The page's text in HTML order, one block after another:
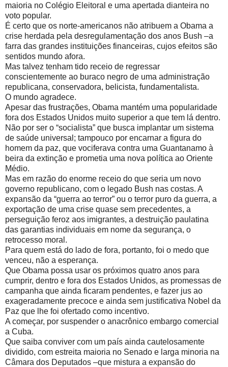
maioria no Colégio Eleitoral e uma apertada dianteira no
voto popular.
É certo que os norte-americanos não atribuem a Obama a
crise herdada pela desregulamentação dos anos Bush –a
farra das grandes instituições financeiras, cujos efeitos são
sentidos mundo afora.
Mas talvez tenham tido receio de regressar
conscientemente ao buraco negro de uma administração
republicana, conservadora, belicista, fundamentalista.
O mundo agradece.
Apesar das frustrações, Obama mantém uma popularidade
fora dos Estados Unidos muito superior a que tem lá dentro.
Não por ser o “socialista” que busca implantar um sistema
de saúde universal; tampouco por encarnar a figura do
homem da paz, que vociferava contra uma Guantanamo à
beira da extinção e prometia uma nova política ao Oriente
Médio.
Mas em razão do enorme receio do que seria um novo
governo republicano, com o legado Bush nas costas. A
expansão da “guerra ao terror” ou o terror puro da guerra, a
exportação de uma crise quase sem precedentes, a
perseguição feroz aos imigrantes, a destruição paulatina
das garantias individuais em nome da segurança, o
retrocesso moral.
Para quem está do lado de fora, portanto, foi o medo que
venceu, não a esperança.
Que Obama possa usar os próximos quatro anos para
cumprir, dentro e fora dos Estados Unidos, as promessas de
campanha que ainda ficaram pendentes, e fazer jus ao
exageradamente precoce e ainda sem justificativa Nobel da
Paz que lhe foi ofertado como incentivo.
A começar, por suspender o anacrônico embargo comercial
a Cuba.
Que saiba conviver com um país ainda cautelosamente
dividido, com estreita maioria no Senado e larga minoria na
Câmara dos Deputados –que mistura a expansão do